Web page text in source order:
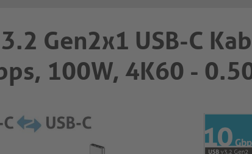
Gen2x1 USB-C
100W, 4K60 -